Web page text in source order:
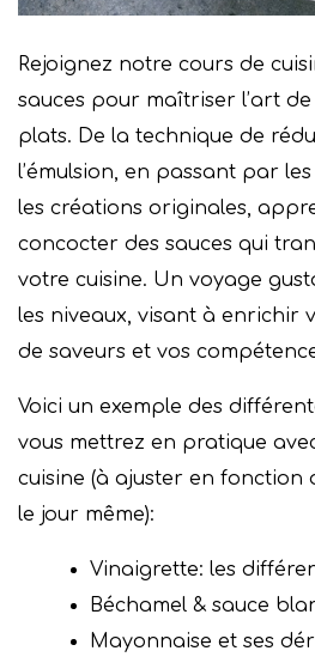
Rejoignez notre cours de
sauces pour maîtriser l’art
plats. De la technique de
l’émulsion, en passant par
les créations originales,
concocter des sauces qui
votre cuisine. Un voyage
les niveaux, visant à enrichir
de saveurs et vos
Voici un exemple des
vous mettrez en pratique
cuisine (à ajuster en fonction
le jour même):
Vinaigrette: les
Béchamel & sauce
Mayonnaise et ses